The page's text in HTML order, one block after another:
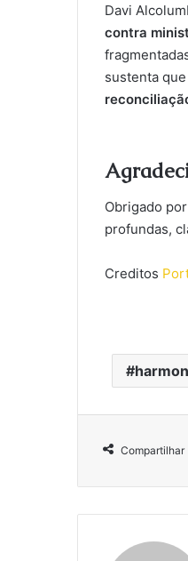
Davi
contra
sustenta
Obrigado
profundas,
Creditos
Compartilhar